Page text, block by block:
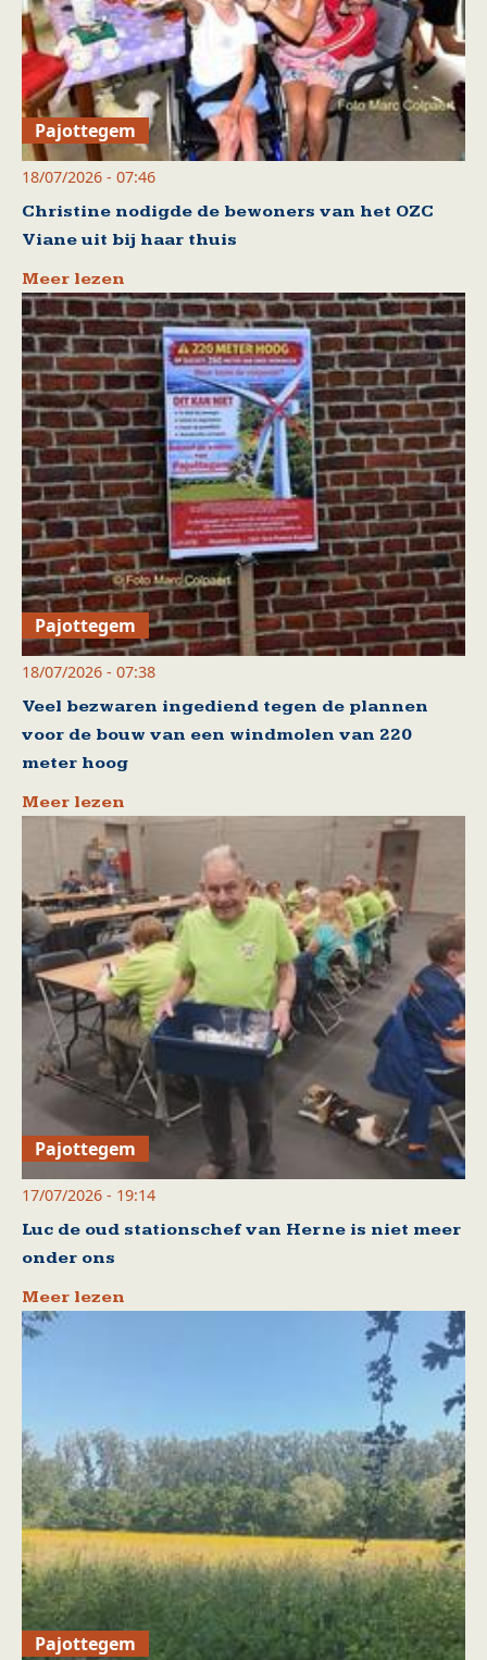
Pajottegem
18/07/2026 - 07:46
Christine nodigde de bewoners van het OZC
Viane uit bij haar thuis
Meer lezen
Pajottegem
18/07/2026 - 07:38
Veel bezwaren ingediend tegen de plannen
voor de bouw van een windmolen van 220
meter hoog
Meer lezen
Pajottegem
17/07/2026 - 19:14
Luc de oud stationschef van Herne is niet meer
onder ons
Meer lezen
Pajottegem